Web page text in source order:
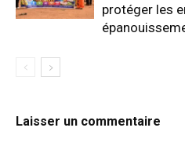
protéger les
Laisser un commentaire